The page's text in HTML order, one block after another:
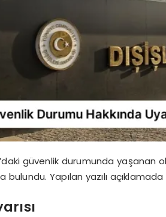
güvenlik durumunda
bulundu. Yapılan yazılı